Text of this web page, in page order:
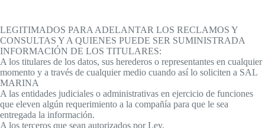
LEGITIMADOS PARA ADELANTAR LOS RECLAMOS Y
CONSULTAS Y A QUIENES PUEDE SER SUMINISTRADA
INFORMACIÓN DE LOS TITULARES:
A los titulares de los datos, sus herederos o representantes en cualquier
momento y a través de cualquier medio cuando así lo soliciten a SAL
MARINA
A las entidades judiciales o administrativas en ejercicio de funciones
que eleven algún requerimiento a la compañía para que le sea
entregada la información.
A los terceros que sean autorizados por Ley.